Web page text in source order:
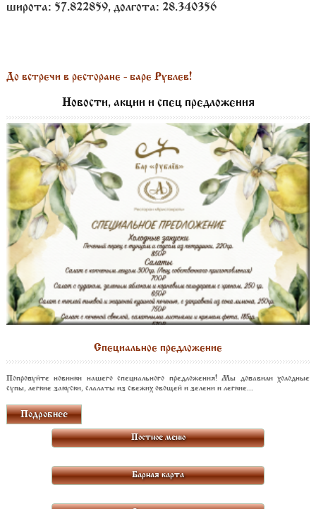
широта: 57.822859, долгота: 28.340356
До встречи в ресторане - баре Рублев!
Новости, акции и спец предложения
Специальное предложение
Попробуйте новинки нашего специального предложения! Мы добавили холодные
супы, легкие закуски, слалаты из свежих овощей и зелени и легкие...
Подробнее
Постное меню
Барная карта